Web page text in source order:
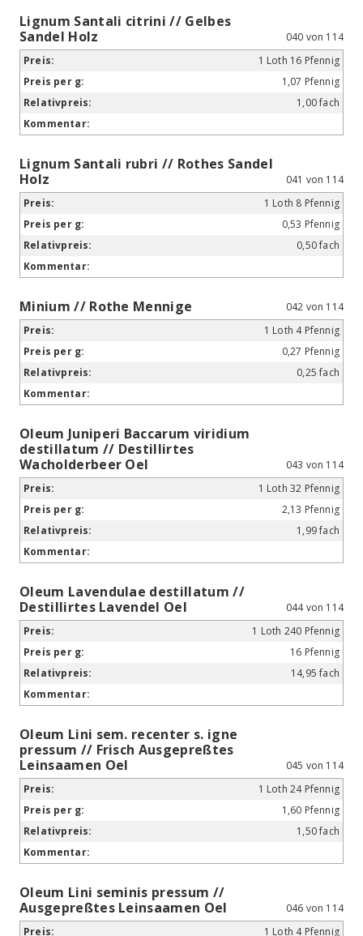
Lignum Santali citrini // Gelbes
Sandel Holz
040 von 114
1 Loth 16 Pfennig
1,07 Pfennig
1,00 fach
Lignum Santali rubri // Rothes Sandel
Holz
041 von 114
1 Loth 8 Pfennig
0,53 Pfennig
0,50 fach
Minium // Rothe Mennige
042 von 114
1 Loth 4 Pfennig
0,27 Pfennig
0,25 fach
Oleum Juniperi Baccarum viridium
destillatum // Destillirtes
Wacholderbeer Oel
043 von 114
1 Loth 32 Pfennig
2,13 Pfennig
1,99 fach
Oleum Lavendulae destillatum //
Destillirtes Lavendel Oel
044 von 114
1 Loth 240 Pfennig
16 Pfennig
14,95 fach
Oleum Lini sem. recenter s. igne
pressum // Frisch Ausgepreßtes
Leinsaamen Oel
045 von 114
1 Loth 24 Pfennig
1,60 Pfennig
1,50 fach
Oleum Lini seminis pressum //
Ausgepreßtes Leinsaamen Oel
046 von 114
1 Loth 4 Pfennig